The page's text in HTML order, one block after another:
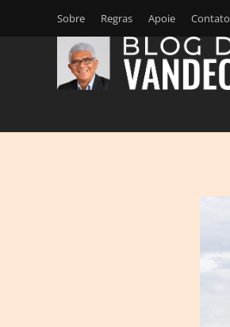
Sobre Regras Apoie Contato